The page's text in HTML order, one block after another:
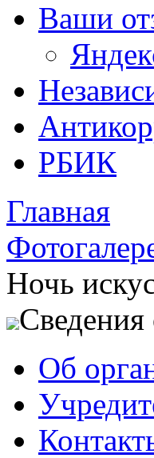
Ваши
РБИК
Главная
Ночь
Сведения
Об